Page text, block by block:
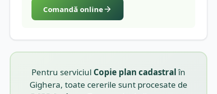
Comandă online
Pentru serviciul Copie plan cadastralîn
Gighera, toate cererile sunt procesate de